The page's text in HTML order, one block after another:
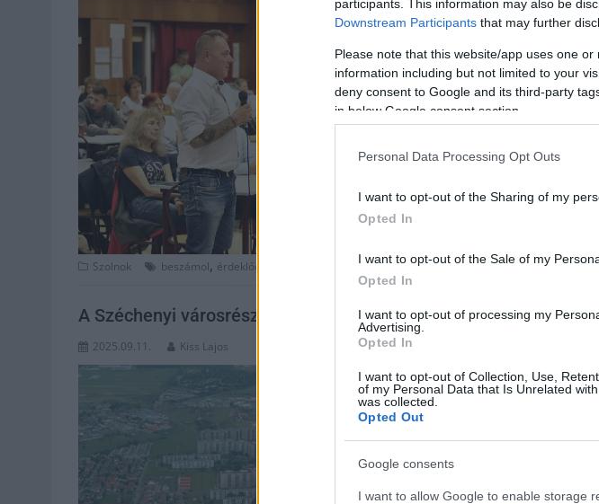
participants. This information may also be
Downstream Participants that may further
Please note that this website/app uses one
information including but not limited to your
deny consent to Google and its third-party
in below Google consent section.
Personal Data Processing Opt Outs
I want to opt-out of the Sharing of my
Opted In
I want to opt-out of the Sale of my
Opted In
I want to opt-out of processing my
Advertising.
Opted In
I want to opt-out of Collection, Use,
of my Personal Data that Is Unrelated
was collected.
Opted Out
Google consents
I want to allow Google to enable storage
igyekeznek a
TOVÁBB
Szolnok beszámol, érdeklődés Győrfi Mihály,igény,közbiztonság,lakossági,
A Széchenyi városrészben is javítanák a biztonságot
2025.09.11. Kiss Lajos
Szolnok
években
ezen